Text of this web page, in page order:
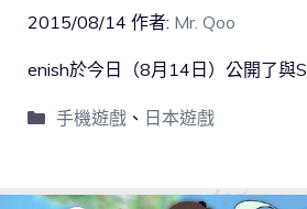
2015/08/14 作者: Mr. Qoo
enish於今日（8月14日）公開了與S
手機遊戲、 日本遊戲